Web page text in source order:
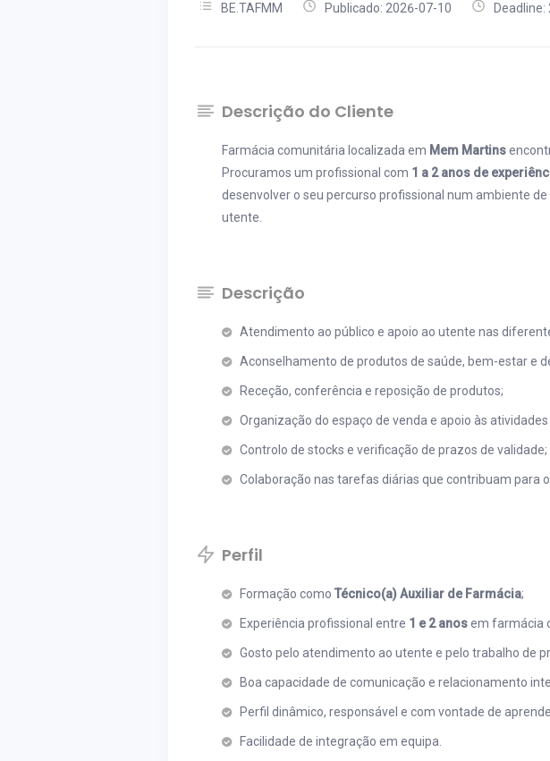
BE.TAFMM Publicado: 2026-07-10
Descrição do Cliente
Farmácia comunitária localizada em Mem Martins
Procuramos um profissional com 1 a 2 anos de
desenvolver o seu percurso profissional num ambiente
utente.
Descrição
Atendimento ao público e apoio ao utente nas
Aconselhamento de produtos de saúde, bem-estar e
Receção, conferência e reposição de produtos;
Organização do espaço de venda e apoio às
Controlo de stocks e verificação de prazos de validade;
Colaboração nas tarefas diárias que contribuam para
Perfil
Formação como Técnico(a) Auxiliar de Farmácia;
Experiência profissional entre 1 e 2 anosem farmácia
Gosto pelo atendimento ao utente e pelo trabalho de
Boa capacidade de comunicação e relacionamento
Perfil dinâmico, responsável e com vontade de
Facilidade de integração em equipa.